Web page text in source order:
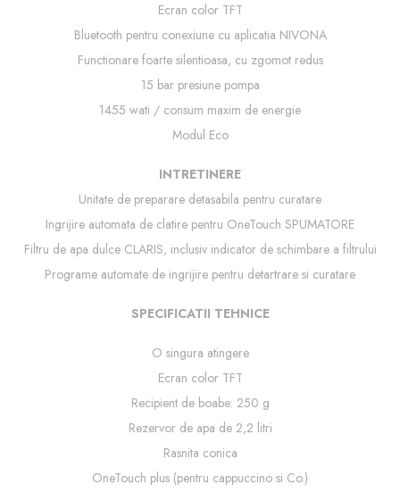
Ecran color TFT
Bluetooth pentru conexiune cu aplicatia NIVONA
Functionare foarte silentioasa, cu zgomot redus
15 bar presiune pompa
1455 wati / consum maxim de energie
Modul Eco
INTRETINERE
Unitate de preparare detasabila pentru curatare
Ingrijire automata de clatire pentru OneTouch SPUMATORE
Filtru de apa dulce CLARIS, inclusiv indicator de schimbare a filtrului
Programe automate de ingrijire pentru detartrare si curatare
SPECIFICATII TEHNICE
O singura atingere
Ecran color TFT
Recipient de boabe: 250 g
Rezervor de apa de 2,2 litri
Rasnita conica
OneTouch plus (pentru cappuccino si Co.)